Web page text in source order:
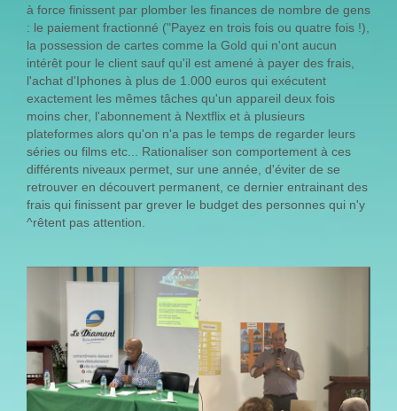
à force finissent par plomber les finances de nombre de gens
: le paiement fractionné ("Payez en trois fois ou quatre fois !),
la possession de cartes comme la Gold qui n'ont aucun
intérêt pour le client sauf qu'il est amené à payer des frais,
l'achat d'Iphones à plus de 1.000 euros qui exécutent
exactement les mêmes tâches qu'un appareil deux fois
moins cher, l'abonnement à Nextflix et à plusieurs
plateformes alors qu'on n'a pas le temps de regarder leurs
séries ou films etc... Rationaliser son comportement à ces
différents niveaux permet, sur une année, d'éviter de se
retrouver en découvert permanent, ce dernier entrainant des
frais qui finissent par grever le budget des personnes qui n'y
^rêtent pas attention.